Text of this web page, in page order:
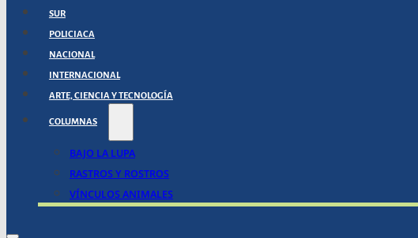
SUR
POLICIACA
NACIONAL
INTERNACIONAL
ARTE, CIENCIA Y TECNOLOGÍA
COLUMNAS
BAJO LA LUPA
RASTROS Y ROSTROS
VÍNCULOS ANIMALES